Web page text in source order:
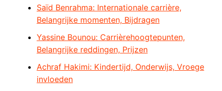
Saïd Benrahma: Internationale carrière,
Belangrijke momenten, Bijdragen
Yassine Bounou: Carrièrehoogtepunten,
Belangrijke reddingen, Prijzen
Achraf Hakimi: Kindertijd, Onderwijs, Vroege
invloeden